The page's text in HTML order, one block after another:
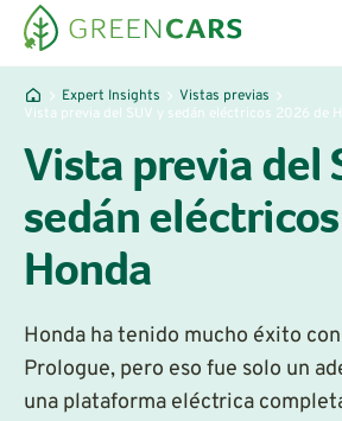
Expert Insights
Vistas previas
Vista previa del SUV y sedán eléctricos 2026 de
Vista previa del
sedán
Honda
Honda ha tenido mucho éxito
Prologue, pero eso fue solo un
una plataforma eléctrica